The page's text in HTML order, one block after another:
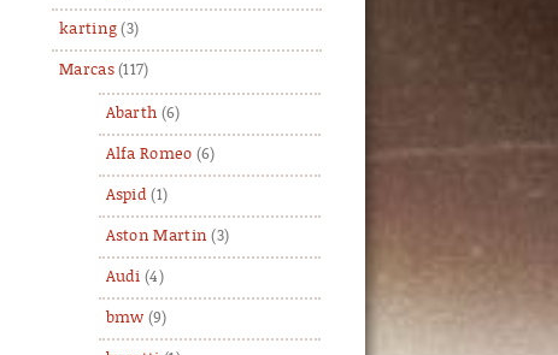
karting (3)
Marcas(117)
Abarth (6)
Alfa Romeo (6)
Aspid (1)
Aston Martin (3)
Audi (4)
bmw (9)